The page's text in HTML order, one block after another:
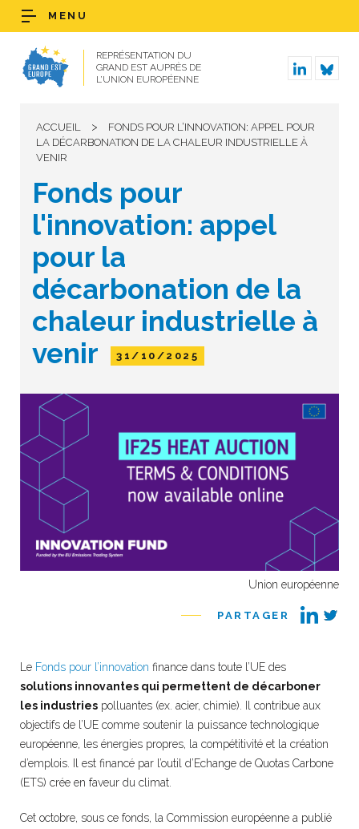
REPRÉSENTATION DU
GRAND EST AUPRÈS DE
L’UNION EUROPÉENNE
MENU
ACCUEIL >
FONDS POUR L’INNOVATION: APPEL POUR
LA DÉCARBONATION DE LA CHALEUR INDUSTRIELLE À
VENIR
Fonds pour
l'innovation: appel
pour la
décarbonation de la
chaleur industrielle à
venir
31/10/2025
Union européenne
PARTAGER
Le Fonds pour l’innovation finance dans toute l’UE des
solutions innovantes qui permettent de décarboner
les industries polluantes (ex. acier, chimie). Il contribue aux
objectifs de l’UE comme soutenir la puissance technologique
européenne, les énergies propres, la compétitivité et la création
d’emplois. Il est financé par l’outil d’Echange de Quotas Carbone
(ETS) crée en faveur du climat.
Cet octobre, sous ce fonds, la Commission européenne a publié